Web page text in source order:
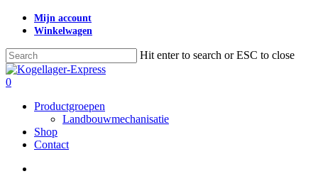
Skip
content
Mijn account
Winkelwagen
Hit enter to search or ESC to close
Close
Search
search
0
Productgroepen
Landbouwmechanisatie
Shop
Contact